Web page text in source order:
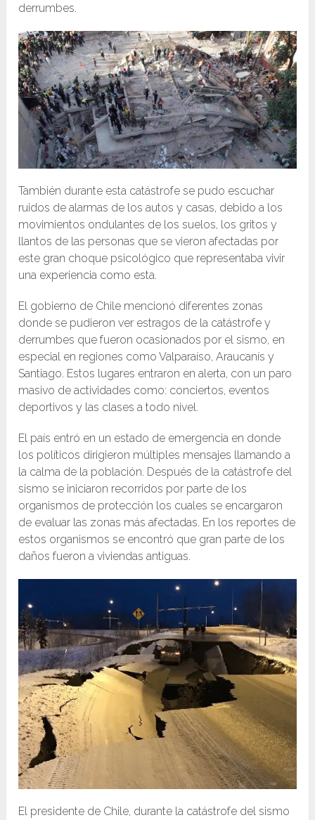
derrumbes.
También durante esta catástrofe se pudo escuchar
ruidos de alarmas de los autos y casas, debido a los
movimientos ondulantes de los suelos, los gritos y
llantos de las personas que se vieron afectadas por
este gran choque psicológico que representaba vivir
una experiencia como esta.
El gobierno de Chile mencionó diferentes zonas
donde se pudieron ver estragos de la catástrofe y
derrumbes que fueron ocasionados por el sismo, en
especial en regiones como Valparaíso, Araucanís y
Santiago. Estos lugares entraron en alerta, con un paro
masivo de actividades como: conciertos, eventos
deportivos y las clases a todo nivel.
El país entró en un estado de emergencia en donde
los políticos dirigieron múltiples mensajes llamando a
la calma de la población. Después de la catástrofe del
sismo se iniciaron recorridos por parte de los
organismos de protección los cuales se encargaron
de evaluar las zonas más afectadas. En los reportes de
estos organismos se encontró que gran parte de los
daños fueron a viviendas antiguas.
El presidente de Chile, durante la catástrofe del sismo